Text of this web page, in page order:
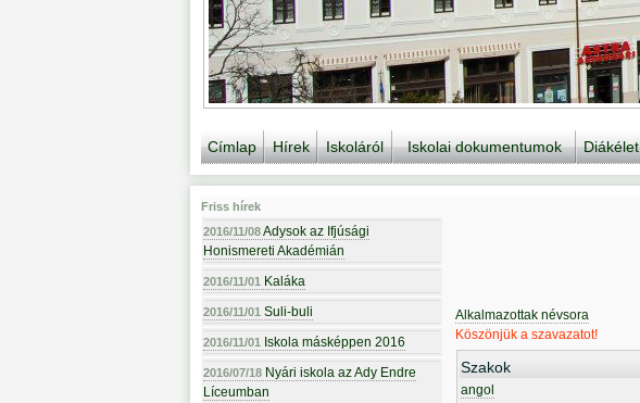
Címlap Hírek Iskoláról Iskolai dokumentumok Diákélet
Friss hírek
2016/11/08Adysok az Ifjúsági
Honismereti Akadémián
2016/11/01 Kaláka
2016/11/01 Suli-buli
2016/11/01 Iskola másképpen 2016
2016/07/18 Nyári iskola az Ady Endre
Líceumban
Alkalmazottak névsora
Köszönjük a szavazatot!
Szakok
angol